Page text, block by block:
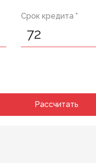
Срок кредита *
Рассчитать